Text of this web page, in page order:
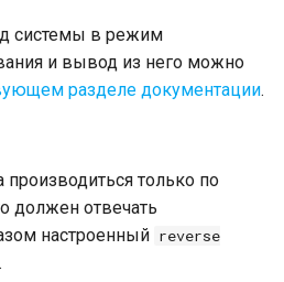
системы в режим
и вывод из него можно
разделе документации.
только по
должен отвечать
настроенный reverse